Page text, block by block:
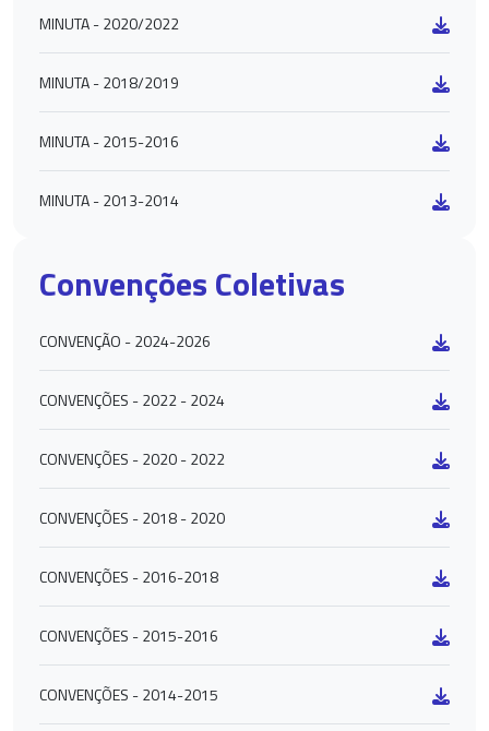
MINUTA - 2020/2022
MINUTA - 2018/2019
MINUTA - 2015-2016
MINUTA - 2013-2014
Convenções Coletivas
CONVENÇÃO - 2024-2026
CONVENÇÕES - 2022 - 2024
CONVENÇÕES - 2020 - 2022
CONVENÇÕES - 2018 - 2020
CONVENÇÕES - 2016-2018
CONVENÇÕES - 2015-2016
CONVENÇÕES - 2014-2015